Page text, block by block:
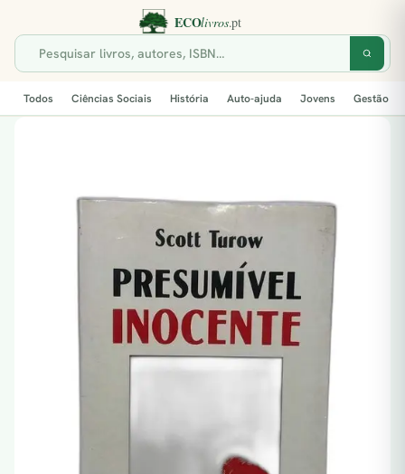
Todos Ciências Sociais História Auto-ajuda Jovens Gestão